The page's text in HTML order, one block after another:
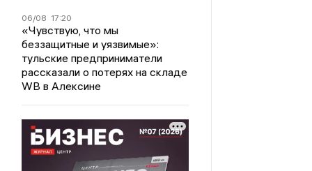
06/08 17:20
«Чувствую, что мы
беззащитные и уязвимые»:
тульские предприниматели
рассказали о потерях на складе
WB в Алексине